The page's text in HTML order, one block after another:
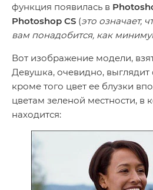
функция появилась в
Photoshop CS (это означает,
вам понадобится, как
Вот изображение модели,
Девушка, очевидно, выглядит
кроме того цвет ее блузки
цветам зеленой местности, в
находится: